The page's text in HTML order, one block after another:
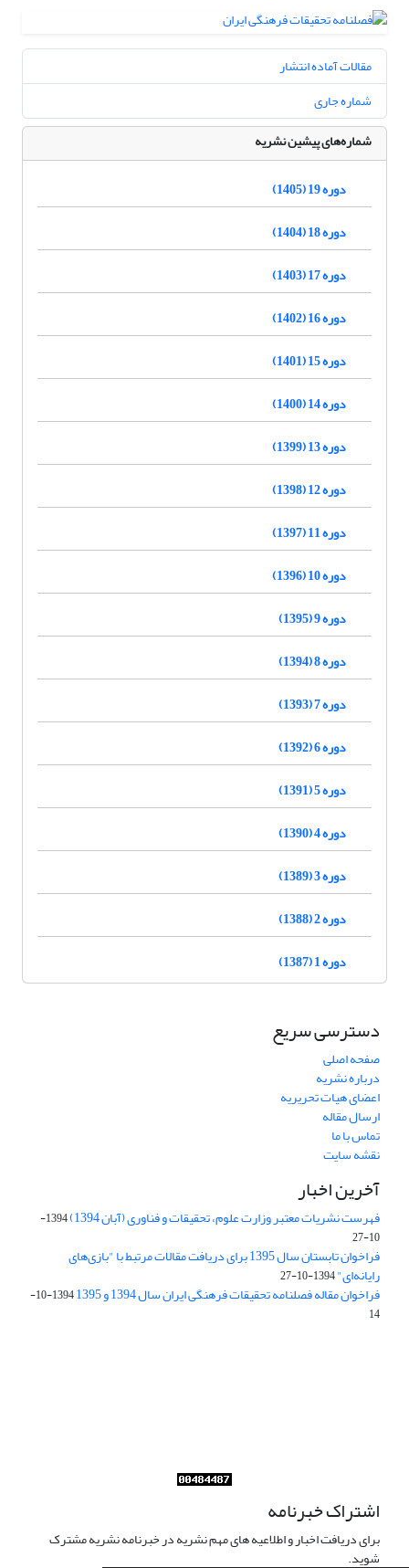
مقالات آماده انتشار
شماره جاری
شماره‌های پیشین نشریه
دوره 19 (1405)
دوره 18 (1404)
دوره 17 (1403)
دوره 16 (1402)
دوره 15 (1401)
دوره 14 (1400)
دوره 13 (1399)
دوره 12 (1398)
دوره 11 (1397)
دوره 10 (1396)
دوره 9 (1395)
دوره 8 (1394)
دوره 7 (1393)
دوره 6 (1392)
دوره 5 (1391)
دوره 4 (1390)
دوره 3 (1389)
دوره 2 (1388)
دوره 1 (1387)
دسترسی سریع
صفحه اصلی
درباره نشریه
اعضای هیات تحریریه
ارسال مقاله
تماس با ما
نقشه سایت
آخرین اخبار
فهرست نشریات معتبر وزارت علوم، تحقیقات و فناوری (آبان 1394)
1394-
10-27
فراخوان تابستان سال 1395 برای دریافت مقالات مرتبط با "بازی‌های
رایانه‌ای"1394-10-27
فراخوان مقاله فصلنامه تحقیقات فرهنگی ایران سال 1394 و 1395
1394-10-
14
اشتراک خبرنامه
برای دریافت اخبار و اطلاعیه های مهم نشریه در خبرنامه نشریه مشترک
شوید.